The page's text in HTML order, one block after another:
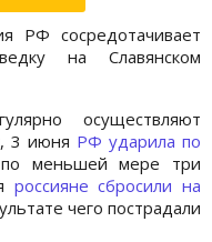
РФ сосредотачивает
на Славянском
осуществляют
3 июня РФ ударила по
меньшей мере три
россияне сбросили на
чего пострадали